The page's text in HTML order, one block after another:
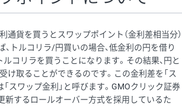
通貨を買うとスワップポイント（金利差相当分）
、トルコリラ/円買いの場合、低金利の円を借り
ルコリラを買うことになります。その結果、円と
け取ることができるのです。この金利差を「ス
「スワップ金利」と呼びます。GMOクリック証券
新するロールオーバー方式を採用しているた